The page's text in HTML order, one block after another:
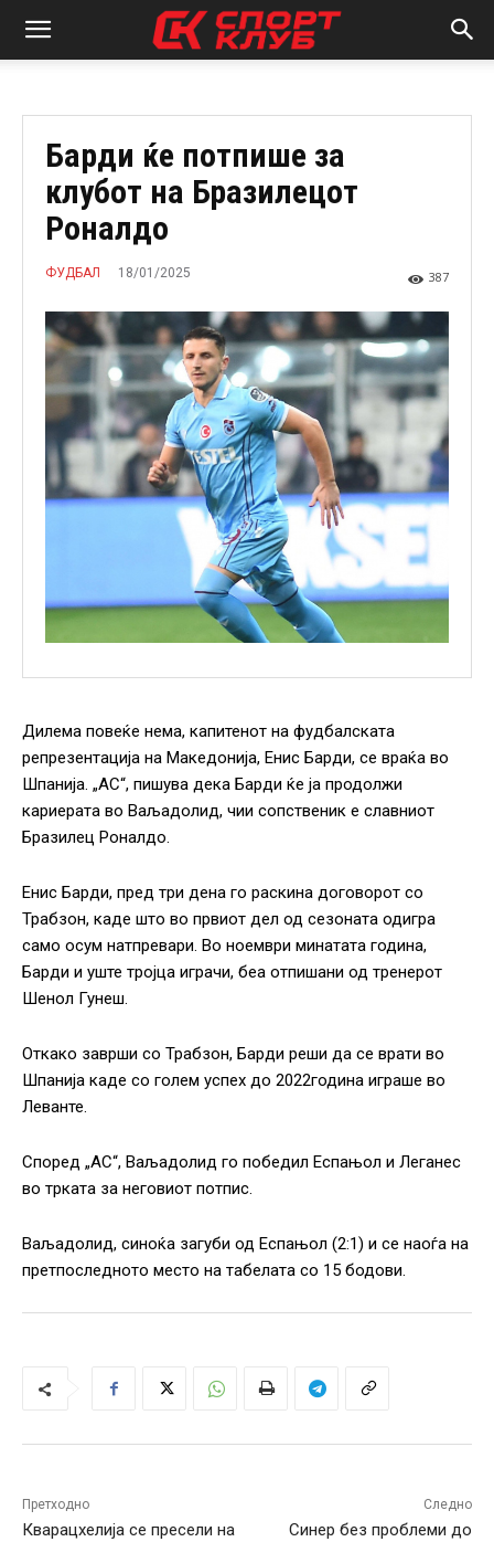
Барди ќе потпише за
клубот на Бразилецот
Роналдо
ФУДБАЛ 18/01/2025 387
Дилема повеќе нема, капитенот на фудбалската
репрезентација на Македонија, Енис Барди, се враќа во
Шпанија. „АС“, пишува дека Барди ќе ја продолжи
кариерата во Ваљадолид, чии сопственик е славниот
Бразилец Роналдо.
Енис Барди, пред три дена го раскина договорот со
Трабзон, каде што во првиот дел од сезоната одигра
само осум натпревари. Во ноември минатата година,
Барди и уште тројца играчи, беа отпишани од тренерот
Шенол Гунеш.
Откако заврши со Трабзон, Барди реши да се врати во
Шпанија каде со голем успех до 2022година играше во
Леванте.
Според „АС“, Ваљадолид го победил Еспањол и Леганес
во трката за неговиот потпис.
Ваљадолид, синоќа загуби од Еспањол (2:1) и се наоѓа на
претпоследното место на табелата со 15 бодови.
Претходно
Кварацхелија се пресели на
Следно
Синер без проблеми до